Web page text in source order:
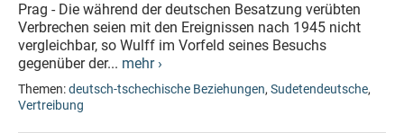
Prag - Die während der deutschen Besatzung verübten
Verbrechen seien mit den Ereignissen nach 1945 nicht
vergleichbar, so Wulff im Vorfeld seines Besuchs
gegenüber der... mehr ›
Themen:deutsch-tschechische Beziehungen, Sudetendeutsche,
Vertreibung